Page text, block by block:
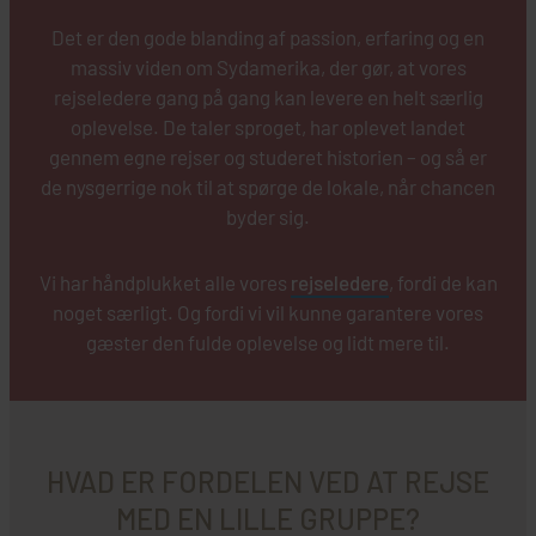
Det er den gode blanding af passion, erfaring og en
massiv viden om Sydamerika, der gør, at vores
rejseledere gang på gang kan levere en helt særlig
oplevelse. De taler sproget, har oplevet landet
gennem egne rejser og studeret historien – og så er
de nysgerrige nok til at spørge de lokale, når chancen
byder sig.
Vi har håndplukket alle vores rejseledere, fordi de kan
noget særligt. Og fordi vi vil kunne garantere vores
gæster den fulde oplevelse og lidt mere til.
HVAD ER FORDELEN VED AT REJSE
MED EN LILLE GRUPPE?